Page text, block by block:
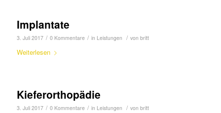
Implantate
3. Juli 2017 / 0 Kommentare / in Leistungen / von britt
Weiterlesen
Kieferorthopädie
3. Juli 2017 / 0 Kommentare / in Leistungen / von britt